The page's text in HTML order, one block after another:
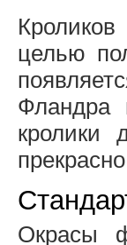
целью
Фландра
кролики
Окрасы